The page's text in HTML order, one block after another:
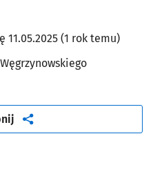
11.05.2025 (1 rok temu)
artykuł